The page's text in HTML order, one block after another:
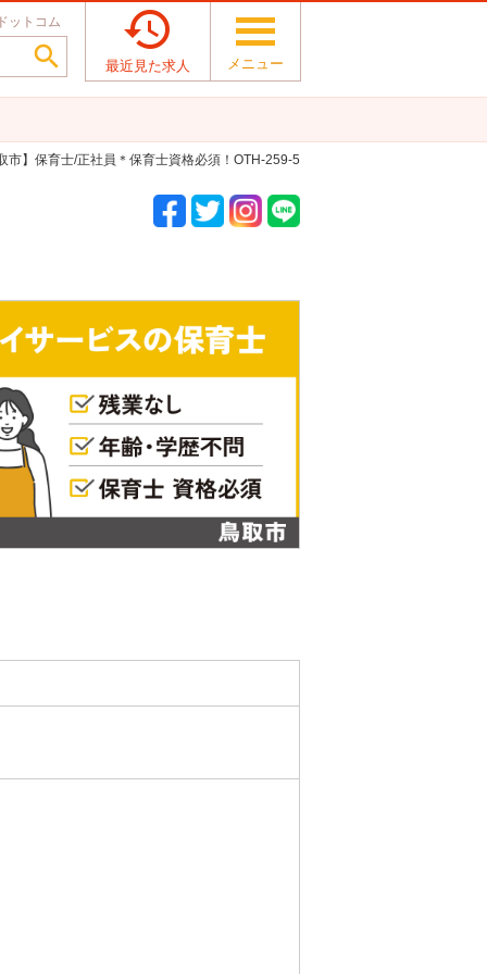
ットコム


最近見た求人 メニュー
市】保育士/正社員＊保育士資格必須！OTH-259-5